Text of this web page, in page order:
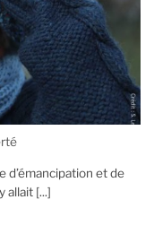
d’émancipation et de
allait [...]